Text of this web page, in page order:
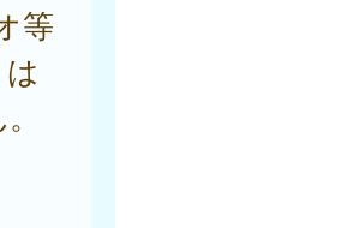
等